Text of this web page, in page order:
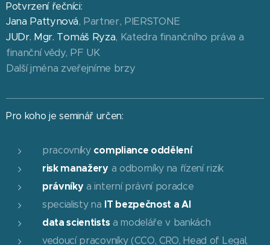
Potvrzení řečníci:
Jana Pattynová, Partner, PIERSTONE
JUDr. Mgr. Tomáš Ryza, Katedra finančního práva a
finanční vědy, PF UK
Další jména zveřejníme brzy
Pro koho je seminář určen:
pracovníky compliance oddělení
risk manažerya odborníky na řízení rizik
právníkya interní právní poradce
specialisty na IT bezpečnost a AI
data scientistsa modeláře v bankách
vedoucí pracovníky (CCO, CRO, Head of Legal,